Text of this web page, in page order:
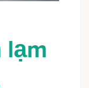
lạm